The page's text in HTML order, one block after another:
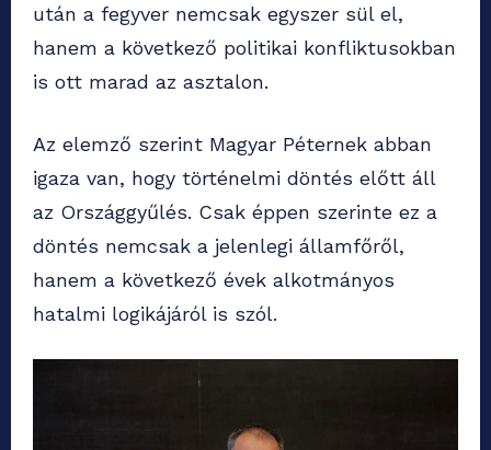
után a fegyver nemcsak egyszer sül el,
hanem a következő politikai konfliktusokban
is ott marad az asztalon.
Az elemző szerint Magyar Péternek abban
igaza van, hogy történelmi döntés előtt áll
az Országgyűlés. Csak éppen szerinte ez a
döntés nemcsak a jelenlegi államfőről,
hanem a következő évek alkotmányos
hatalmi logikájáról is szól.